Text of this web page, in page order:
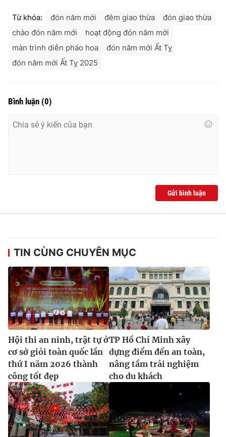
Từ khóa: đón năm mới đêm giao thừa
đón giao thừa
chào đón năm mới
hoạt động đón năm mới
màn trình diễn pháo hoa
đón năm mới Ất Tỵ
đón năm mới Ất Tỵ 2025
Bình luận (0)
Gửi bình luận
TIN CÙNG CHUYÊN MỤC
Hội thi an ninh, trật tự ở
cơ sở giỏi toàn quốc lần
thứ I năm 2026 thành
công tốt đẹp
TP Hồ Chí Minh xây
dựng điểm đến an toàn,
nâng tầm trải nghiệm
cho du khách